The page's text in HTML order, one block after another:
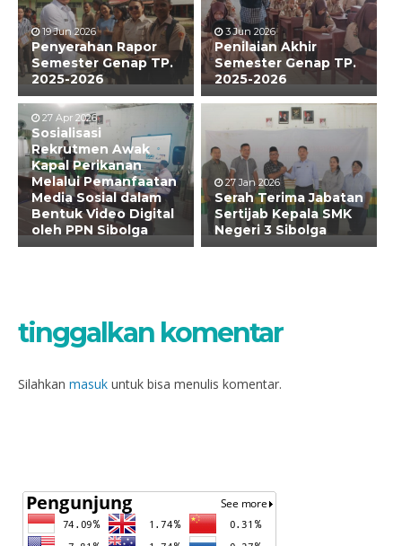
19 Jun 2026
Penyerahan Rapor
Semester Genap TP.
2025-2026
3 Jun 2026
Penilaian Akhir
Semester Genap TP.
2025-2026
27 Apr 2026
Sosialisasi
Rekrutmen Awak
Kapal Perikanan
Melalui Pemanfaatan
Media Sosial dalam
Bentuk Video Digital
oleh PPN Sibolga
27 Jan 2026
Serah Terima Jabatan
Sertijab Kepala SMK
Negeri 3 Sibolga
tinggalkan komentar
Silahkan masuk untuk bisa menulis komentar.